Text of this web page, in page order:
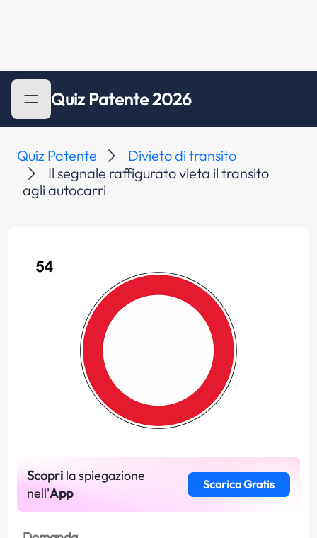
Quiz Patente 2026
Quiz Patente
Divieto di transito
Il segnale raffigurato vieta il transito
agli autocarri
Scopri la spiegazione
nell'App
Scarica Gratis